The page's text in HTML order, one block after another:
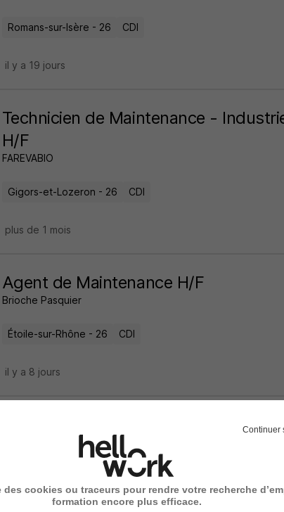
Romans-sur-Isère - 26 CDI
il y a 19 jours
Technicien de Maintenance -
H/F
FAREVABIO
Gigors-et-Lozeron - 26 CDI
plus de 1 mois
Agent de Maintenance H/F
Brioche Pasquier
Étoile-sur-Rhône - 26 CDI
il y a 8 jours
Technicien Electromécanique
Montélimar - Valence - 26 CDI
Continuer
cookies ou traceurs pour rendre votre recherche
formation encore plus efficace.